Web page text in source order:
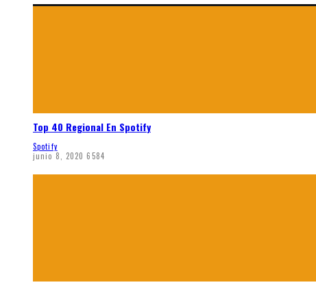
Top 40 Regional En Spotify
Spotify
junio 8, 2020 6584